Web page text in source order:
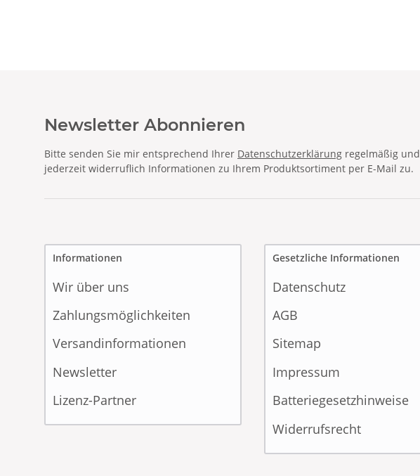
Newsletter Abonnieren
Bitte senden Sie mir entsprechend Ihrer Datenschutzerklärung regelmäßig und
jederzeit widerruflich Informationen zu Ihrem Produktsortiment per E-Mail zu.
Informationen
Wir über uns
Zahlungsmöglichkeiten
Versandinformationen
Newsletter
Lizenz-Partner
Gesetzliche Informationen
Datenschutz
AGB
Sitemap
Impressum
Batteriegesetzhinweise
Widerrufsrecht